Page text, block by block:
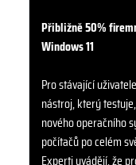
Přibližně 50%
Windows 11
Pro stávající
nástroj, který
nového operačního
počítačů po celém
Experti uvádějí, že